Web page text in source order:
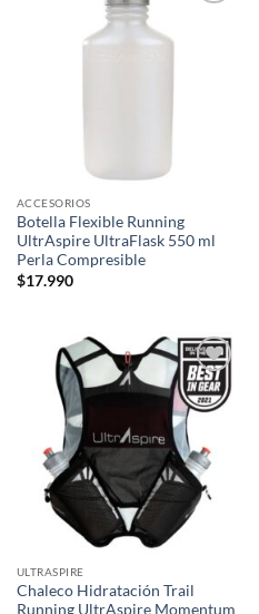
ACCESORIOS
Botella Flexible Running
UltrAspire UltraFlask 550 ml
Perla Compresible
$17.990
Add to
wishlist
ULTRASPIRE
Chaleco Hidratación Trail
Running UltrAspire Momentum